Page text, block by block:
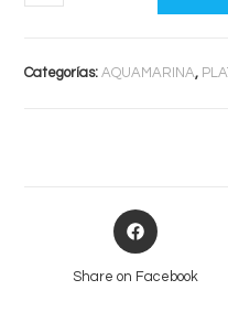
Plataforma
Categorías:AQUAMARINA,
Opens
in
Share on Facebook